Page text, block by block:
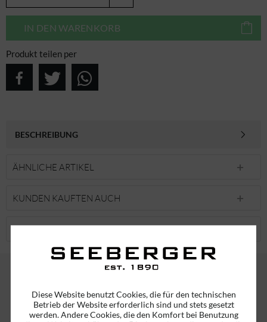
IN DEN WARENKORB
Produkt teilen per
BESCHREIBUNG
ÄHNLICHE ARTIKEL
KUNDEN KAUFTEN AUCH
KUNDEN HABEN SICH EBENFALLS ANGESEHEN
ABONNIEREN SIE UNSEREN NEWSLETTER!
ERHALTEN SIE EINMALIG EINEN 5 EURO GUTSCHEIN
Diese Website benutzt Cookies, die für den technischen
Betrieb der Website erforderlich sind und stets gesetzt
werden. Andere Cookies, die den Komfort bei Benutzung